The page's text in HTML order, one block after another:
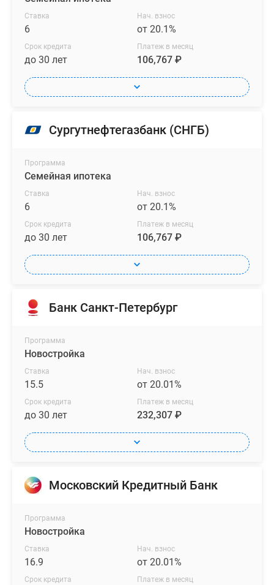
Ставка
6
Нач. взнос
от 20.1%
Срок кредита
до 30 лет
Платеж в месяц
106,767 ₽
Сургутнефтегазбанк (СНГБ)
Программа
Семейная ипотека
Ставка
6
Нач. взнос
от 20.1%
Срок кредита
до 30 лет
Платеж в месяц
106,767 ₽
Банк Санкт-Петербург
Программа
Новостройка
Ставка
15.5
Нач. взнос
от 20.01%
Срок кредита
до 30 лет
Платеж в месяц
232,307 ₽
Московский Кредитный Банк
Программа
Новостройка
Ставка
16.9
Нач. взнос
от 20.01%
Срок кредита Платеж в месяц